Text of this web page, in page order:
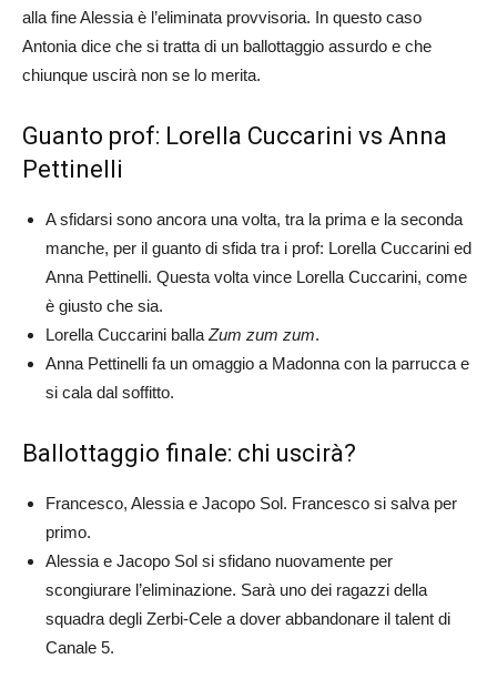
alla fine Alessia è l’eliminata provvisoria. In questo caso
Antonia dice che si tratta di un ballottaggio assurdo e che
chiunque uscirà non se lo merita.
Guanto prof: Lorella Cuccarini vs Anna
Pettinelli
A sfidarsi sono ancora una volta, tra la prima e la seconda
manche, per il guanto di sfida tra i prof: Lorella Cuccarini ed
Anna Pettinelli. Questa volta vince Lorella Cuccarini, come
è giusto che sia.
Lorella Cuccarini balla Zum zum zum.
Anna Pettinelli fa un omaggio a Madonna con la parrucca e
si cala dal soffitto.
Ballottaggio finale: chi uscirà?
Francesco, Alessia e Jacopo Sol. Francesco si salva per
primo.
Alessia e Jacopo Sol si sfidano nuovamente per
scongiurare l’eliminazione. Sarà uno dei ragazzi della
squadra degli Zerbi-Cele a dover abbandonare il talent di
Canale 5.